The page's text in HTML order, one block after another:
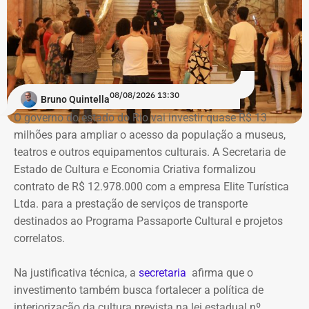
Na ação, a prefeitura também pede informações
cadastrais, endereços eletrônicos, telefones, IPs,
dispositivos utilizados, histórico de nomes,
administradores atuais e anteriores, contas vinculadas,
meios de recuperação, contas publicitárias e dados de
pagamento. Com isso, a Meta também seria obrigada a
elaborar uma tabela comparativa, indicando se os perfis
compartilham telefones, dispositivos, endereços de IP,
administradores, contas de anúncios, meios de
pagamento ou gerenciadores de negócios.
Ação também requer anúncios e
impulsionamentos e cita morte de
Com informações do colunista Ancelmo Gois, do Jornal
“O Globo”.
Bruno Quintella08/08/2026 13:30
O governo do estado do Rio vai investir quase R$ 13
milhões para ampliar o acesso da população a museus,
teatros e outros equipamentos culturais. A Secretaria de
Estado de Cultura e Economia Criativa formalizou
contrato de R$ 12.978.000 com a empresa Elite Turística
Ltda. para a prestação de serviços de transporte
destinados ao Programa Passaporte Cultural e projetos
correlatos.
Na justificativa técnica, a secretaria afirma que o
investimento também busca fortalecer a política de